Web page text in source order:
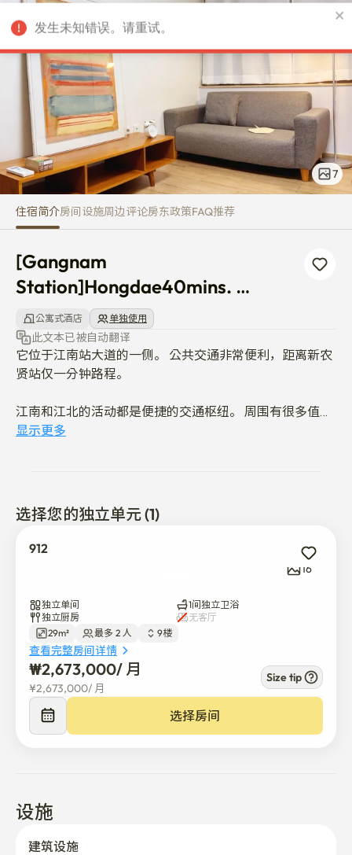
[Gangnam
7
住宿简介房间设施周边评论房东政策FAQ推荐
[Gangnam
Station]Hongdae40mins.
Geondae20mins.Fulloption.
公寓式酒店 单独使用
此文本已被自动翻译
它位于江南站大道的一侧。 公共交通非常便利，距离新农
贤站仅一分钟路程。
江南和江北的活动都是便捷的交通枢纽。 周围有很多值得
享受的东西，下一栋楼是京都书店。
显示更多
选择您的独立单元 (1)
912
16
独立单间
1间独立卫浴
独立厨房
无客厅
29m²
最多 2 人 9楼
查看完整房间详情
₩2,673,000/ 月
¥2,673,000/ 月
Size tip
选择房间
设施
建筑设施
发生未知错误。请重试。